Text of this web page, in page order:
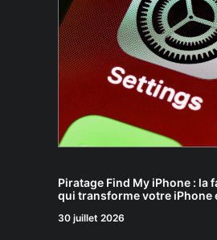
Piratage Find My iPhone : la
qui transforme votre iPhone
30 juillet 2026